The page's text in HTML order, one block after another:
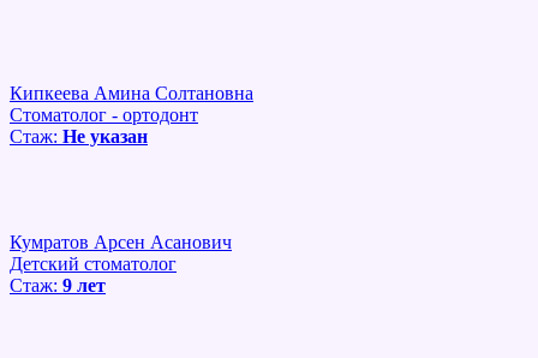
Кипкеева Амина Солтановна
Стоматолог - ортодонт
Стаж: Не указан
Кумратов Арсен Асанович
Детский стоматолог
Стаж: 9 лет